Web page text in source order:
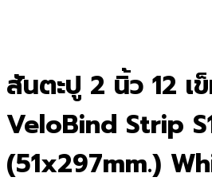
สันตะปู 2 นิ้ว 12 เ
VeloBind Strip
(51x297mm.)